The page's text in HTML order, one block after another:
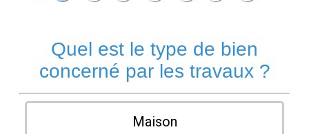
Quel est le type de bien
concerné par les travaux ?
Maison